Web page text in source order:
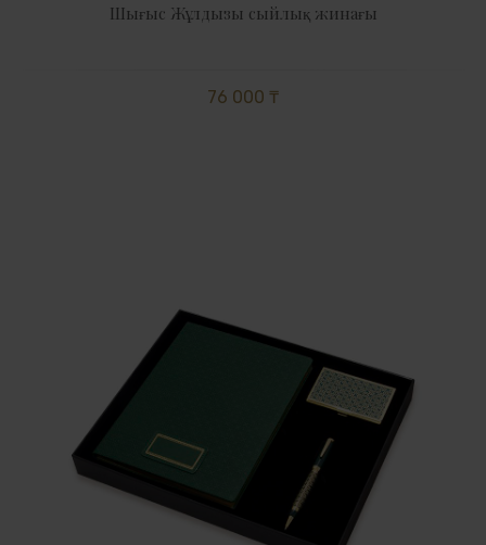
Шығыс Жұлдызы сыйлық жинағы
76 000 ₸